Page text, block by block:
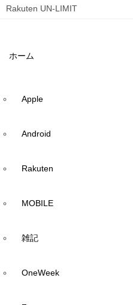
Rakuten UN-LIMIT
ホーム
Apple
Android
Rakuten
MOBILE
雑記
OneWeek